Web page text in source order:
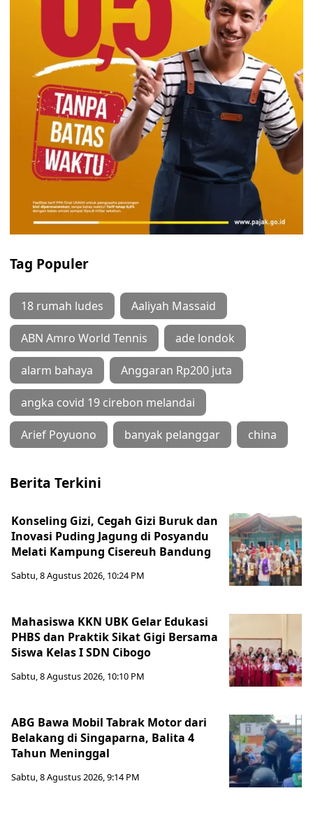
Tag Populer
18 rumah ludes Aaliyah Massaid
ABN Amro World Tennis ade londok
alarm bahaya Anggaran Rp200 juta
angka covid 19 cirebon melandai
Arief Poyuono banyak pelanggar china
Berita Terkini
Konseling Gizi, Cegah Gizi Buruk dan
Inovasi Puding Jagung di Posyandu
Melati Kampung Cisereuh Bandung
Sabtu, 8 Agustus 2026, 10:24 PM
Mahasiswa KKN UBK Gelar Edukasi
PHBS dan Praktik Sikat Gigi Bersama
Siswa Kelas I SDN Cibogo
Sabtu, 8 Agustus 2026, 10:10 PM
ABG Bawa Mobil Tabrak Motor dari
Belakang di Singaparna, Balita 4
Tahun Meninggal
Sabtu, 8 Agustus 2026, 9:14 PM